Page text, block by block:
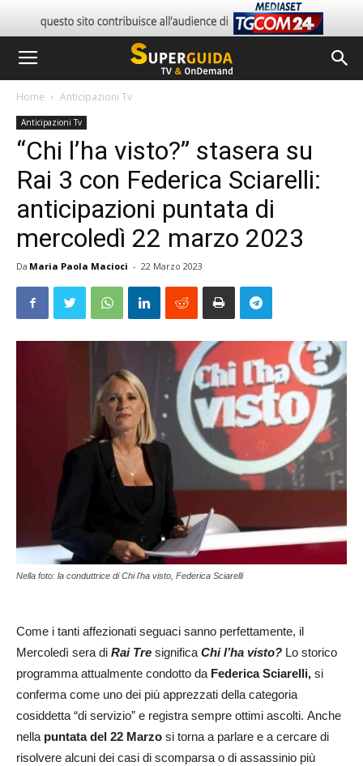
Home Anticipazioni Tv
Anticipazioni Tv
“Chi l’ha visto?” stasera su
Rai 3 con Federica Sciarelli:
anticipazioni puntata di
mercoledì 22 marzo 2023
Da Maria Paola Macioci - 22 Marzo 2023
Nella foto: la conduttrice di Chi l'ha visto, Federica Sciarelli
Come i tanti affezionati seguaci sanno perfettamente, il
Mercoledì sera di Rai Tre significa Chi l’ha visto? Lo storico
programma attualmente condotto da Federica Sciarelli, si
conferma come uno dei più apprezzati della categoria
cosiddetta “di servizio” e registra sempre ottimi ascolti. Anche
nella puntata del 22 Marzo si torna a parlare e a cercare di
risolvere alcuni dei casi di scomparsa o di assassinio più